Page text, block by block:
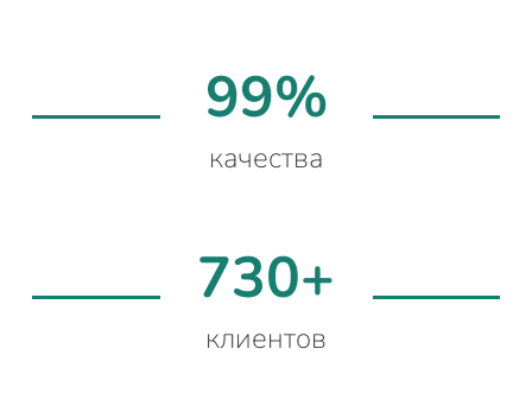
99%
качества
730+
клиентов